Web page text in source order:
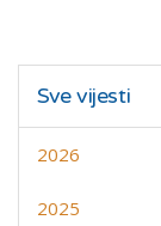
Sve vijesti
2026
2025